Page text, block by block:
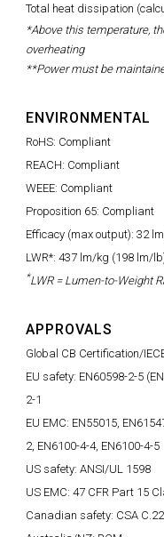
Total heat dissipation
*Above this temperature,
overheating
**Power must be
ENVIRONMENTAL
RoHS: Compliant
REACH: Compliant
WEEE: Compliant
Proposition 65: Compliant
Efficacy (max output): 32
LWR*: 437 lm/kg (198 lm/
*LWR = Lumen-to-Weight
APPROVALS
Global CB Certification/
EU safety: EN60598-2-5
2-1
EU EMC: EN55015,
2, EN6100-4-4, EN6100-4-5
US safety: ANSI/UL 1598
US EMC: 47 CFR Part 15
Canadian safety: CSA